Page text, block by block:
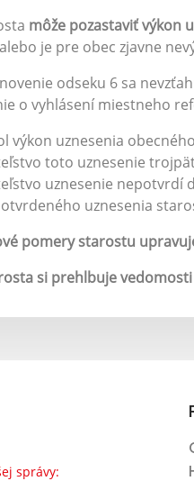
môže pozastaviť výkon
je pre obec zjavne
odseku 6 sa
o vyhlásení miestneho
výkon uznesenia
toto uznesenie
uznesenie nepotvrdí
uznesenia
pomery starostu
si prehlbuje
správy: